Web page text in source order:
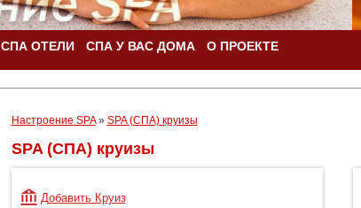
СПА ОТЕЛИ СПА У ВАС ДОМА О ПРОЕКТЕ
Настроение SPA» SPA (СПА) круизы
SPA (СПА) круизы
Добавить Круиз